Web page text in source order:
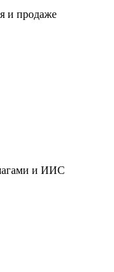
и продаже
и ИИС